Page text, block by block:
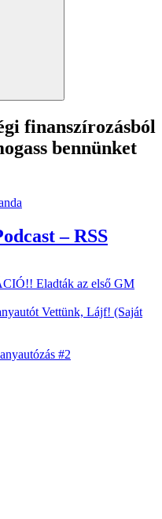
finanszírozásból
bennünket
– RSS
Eladták az első GM
Vettünk, Lájf! (Saját
#2